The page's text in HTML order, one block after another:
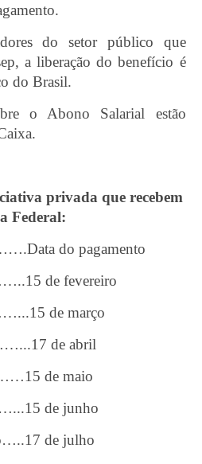
do setor público que
a liberação do benefício é
do Brasil.
o Abono Salarial estão
privada que recebem
Federal:
do pagamento
de fevereiro
de março
de abril
de maio
de junho
de julho